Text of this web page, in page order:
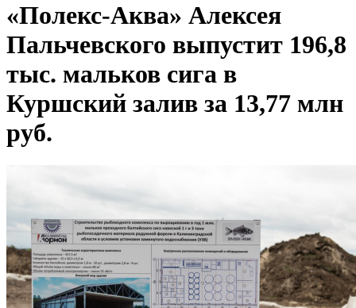
«Полекс-Аква» Алексея
Пальчевского выпустит 196,8
тыс. мальков сига в
Куршский залив за 13,77 млн
руб.